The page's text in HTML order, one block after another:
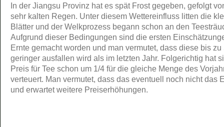
In der Jiangsu Provinz hat es spät Frost gegeben, gefolgt
sehr kalten Regen. Unter diesem Wettereinfluss litten die
Blätter und der Welkprozess begann schon an den
Aufgrund dieser Bedingungen sind die ersten
Ernte gemacht worden und man vermutet, dass diese bis zu
geringer ausfallen wird als im letzten Jahr. Folgerichtig hat
Preis für Tee schon um 1/4 für die gleiche Menge des
verteuert. Man vermutet, dass das eventuell noch nicht das
und erwartet weitere Preiserhöhungen.